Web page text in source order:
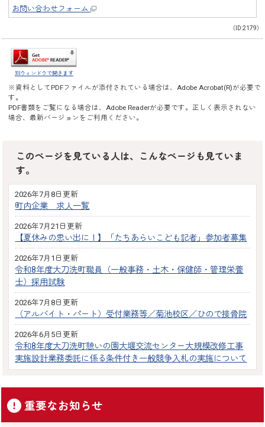
お問い合わせフォーム
（ID:2179）
別ウィンドウで開きます
※資料としてPDFファイルが添付されている場合は、Adobe Acrobat(R)が必要で
す。
PDF書類をご覧になる場合は、Adobe Readerが必要です。正しく表示されない
場合、最新バージョンをご利用ください。
このページを見ている人は、こんなページも見ていま
す。
2026年7月8日更新
町内企業 求人一覧
2026年7月21日更新
【夏休みの思い出に！】「たちあらいこども記者」参加者募集
2026年7月1日更新
令和8年度大刀洗町職員（一般事務・土木・保健師・管理栄養
士）採用試験
2026年7月8日更新
（アルバイト・パート）受付業務等／菊池校区／ひので接骨院
2026年6月5日更新
令和8年度大刀洗町憩いの園大堰交流センター大規模改修工事
実施設計業務委託に係る条件付き一般競争入札の実施について
重要なお知らせ